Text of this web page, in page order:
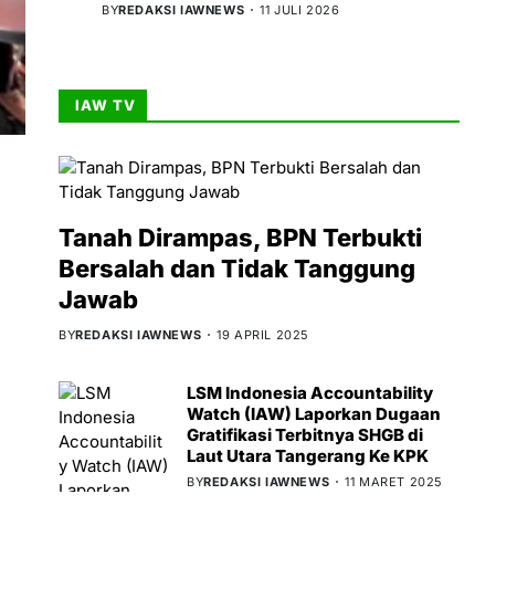
BYREDAKSI IAWNEWS 11 JULI 2026
IAW TV
Tanah Dirampas, BPN Terbukti
Bersalah dan Tidak Tanggung
Jawab
BYREDAKSI IAWNEWS 19 APRIL 2025
LSM Indonesia Accountability
Watch (IAW) Laporkan Dugaan
Gratifikasi Terbitnya SHGB di
Laut Utara Tangerang Ke KPK
BYREDAKSI IAWNEWS 11 MARET 2025